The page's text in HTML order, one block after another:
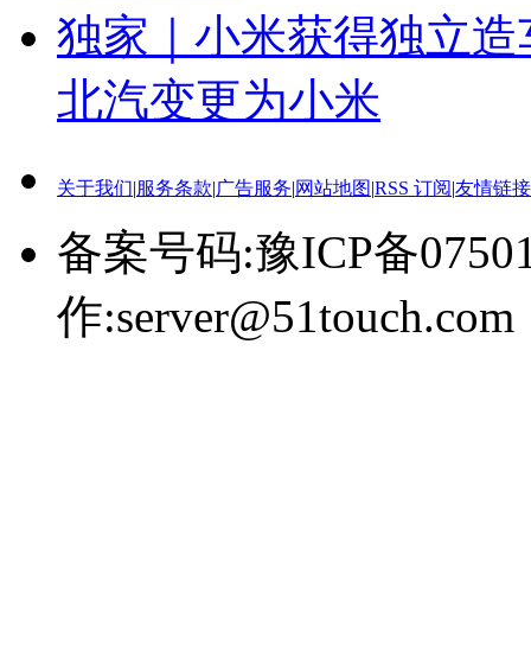
独家｜小米获得独立
北汽变更为小米
关于我们|服务条款|广告服务|网站地图|RSS 订阅|友情链接
备案号码:豫ICP备
作:server@51touch.com